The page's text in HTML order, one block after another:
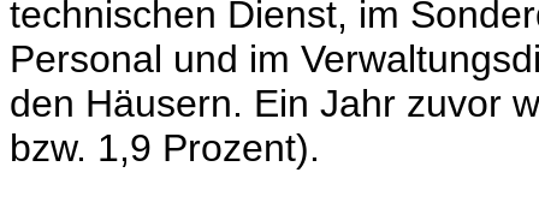
technischen Dienst, im
Personal und im
den Häusern. Ein Jahr zuvor
bzw. 1,9 Prozent).